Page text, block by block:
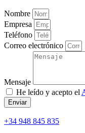
Nombre
Empresa
Teléfono
Correo electrónico
Mensaje
He leído y acepto el
Enviar
+34 948 845 835